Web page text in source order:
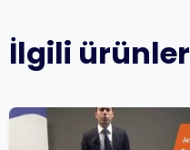
İlgili ürünler